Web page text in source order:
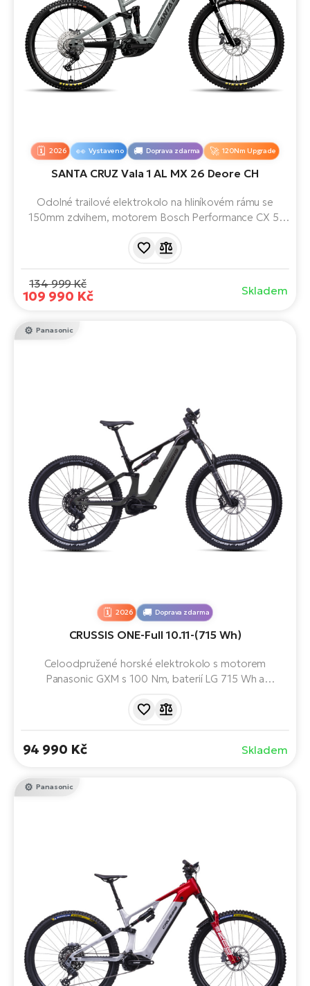
120Nm Upgrade
2026 Doprava zdarma
Vystaveno
SANTA CRUZ Vala 1 AL MX 26 Deore CH
Odolné trailové elektrokolo na hliníkovém rámu se
150mm zdvihem, motorem Bosch Performance CX 5.
setupem.
134 999 Kč
109 990 Kč Skladem
Panasonic
2026 Doprava zdarma
CRUSSIS ONE-Full 10.11-(715 Wh)
Celoodpružené horské elektrokolo s motorem
Panasonic GXM s 100 Nm, baterií LG 715 Wh a
promyšlenou geometrii a spolehlivý pohon. Hravě poradí
94 990 Kč Skladem
Panasonic